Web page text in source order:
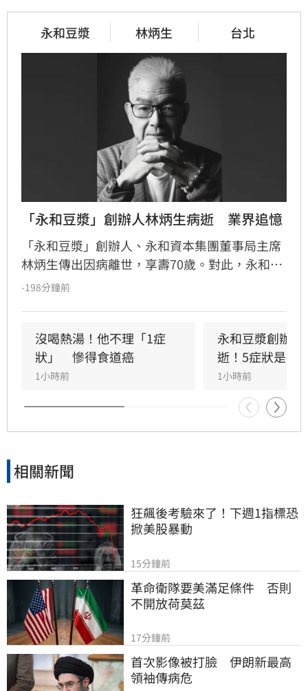
永和豆漿 林炳生 台北
「永和豆漿」創辦人林炳生病逝　業界追憶
「永和豆漿」創辦人、永和資本集團董事局主席
林炳生傳出因病離世，享壽70歲。對此，永和資
本集團今（8）日發布訃告證實，林炳生昨（7）
-198分鐘前
沒喝熱湯！他不理「1症
狀」　慘得食道癌
1小時前
永和豆漿創辦
逝！5症狀是警
1小時前
相關新聞
狂飆後考驗來了！下週1指標恐
掀美股暴動
15分鐘前
革命衛隊要美滿足條件　否則
不開放荷莫茲
17分鐘前
首次影像被打臉　伊朗新最高
領袖傳病危